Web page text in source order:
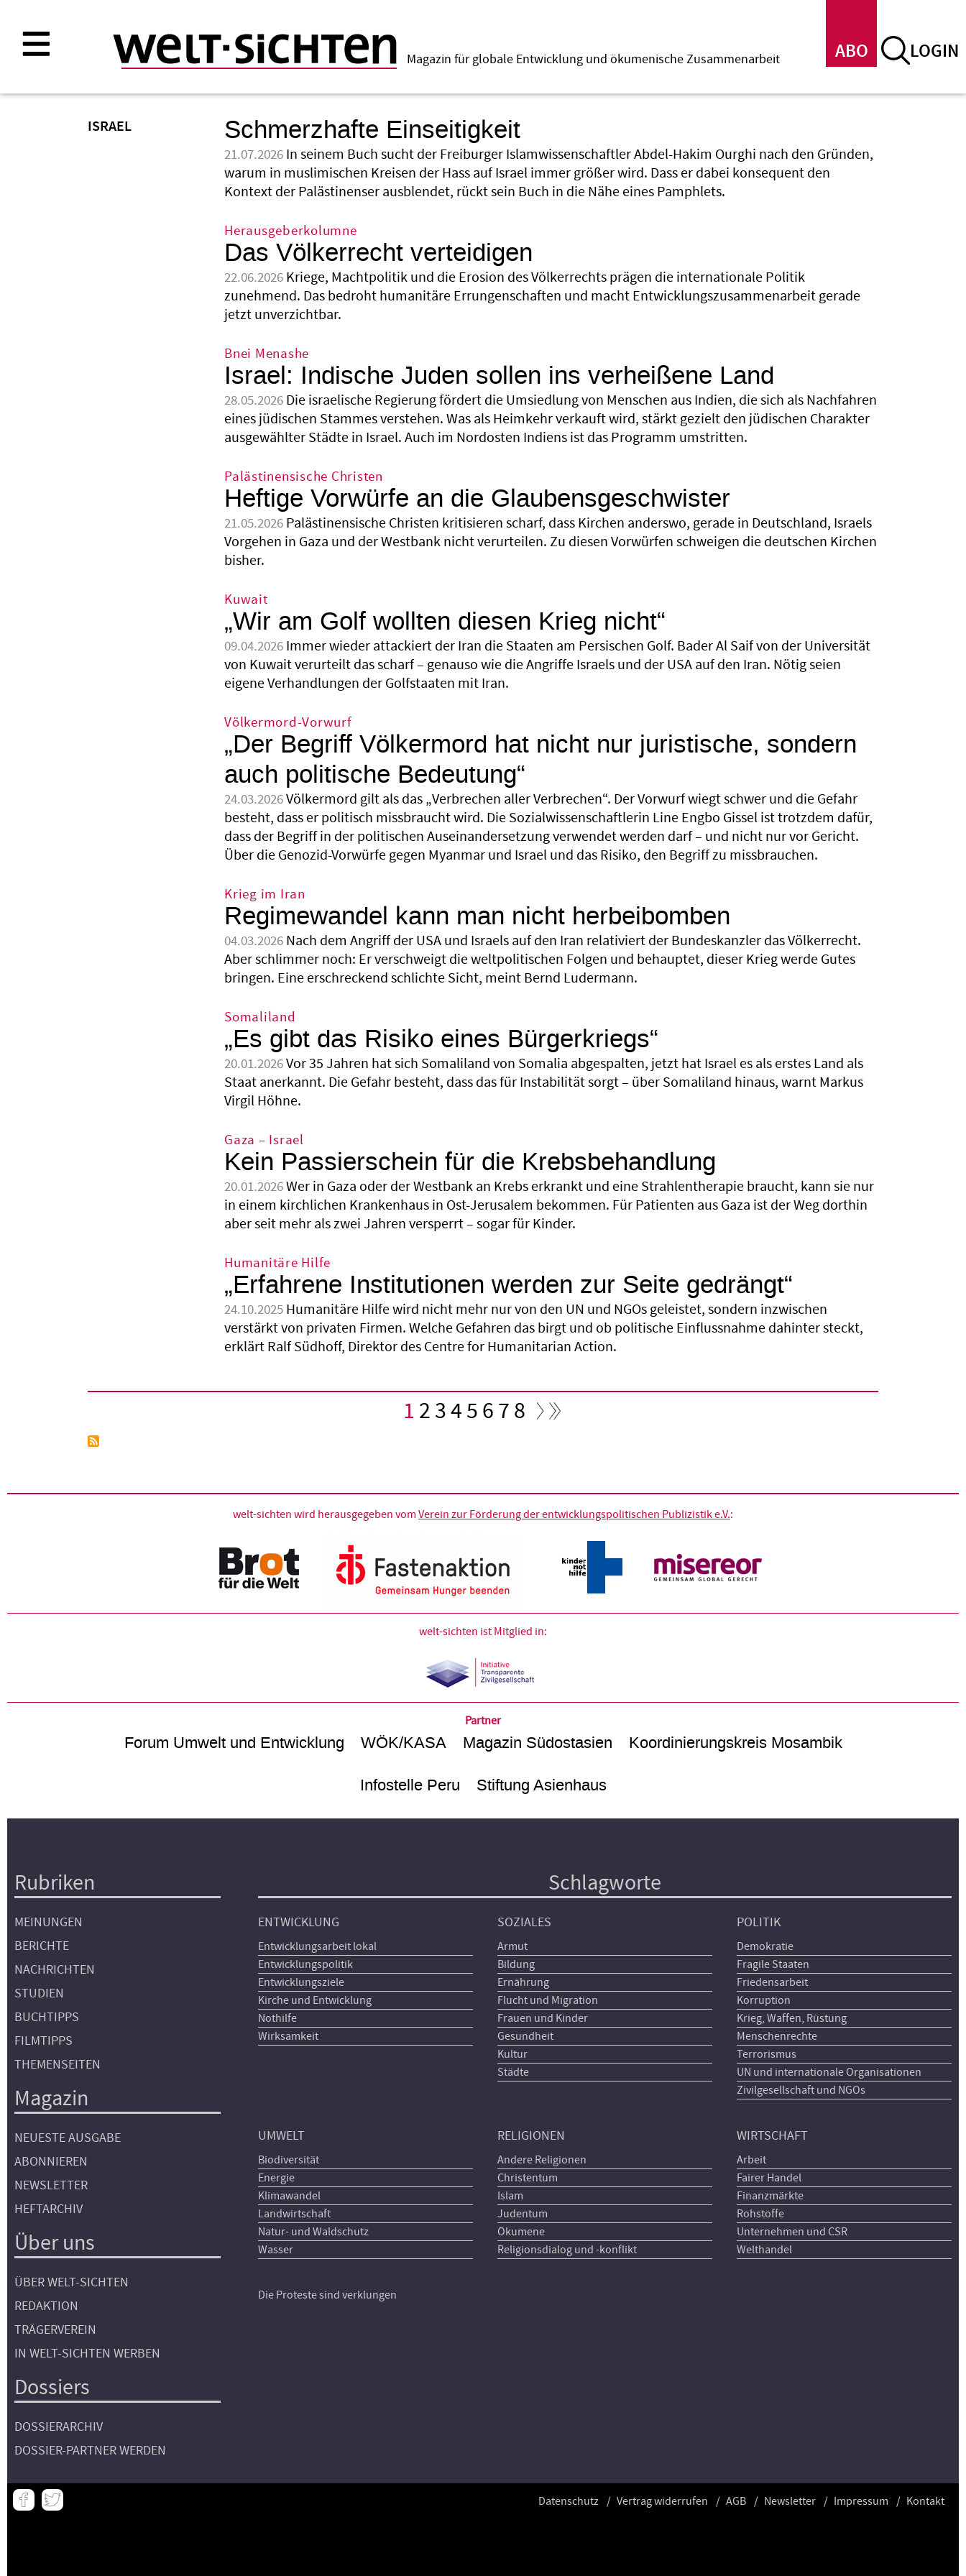
Inhalt
ABO LOGIN
Magazin für globale Entwicklung und ökumenische Zusammenarbeit
ISRAEL Schmerzhafte Einseitigkeit
21.07.2026 In seinem Buch sucht der Freiburger Islamwissenschaftler Abdel-Hakim Ourghi nach den Gründen,
warum in muslimischen Kreisen der Hass auf Israel immer größer wird. Dass er dabei konsequent den
Kontext der Palästinenser ausblendet, rückt sein Buch in die Nähe eines Pamphlets.
Herausgeberkolumne
Das Völkerrecht verteidigen
22.06.2026 Kriege, Machtpolitik und die Erosion des Völkerrechts prägen die internationale Politik
zunehmend. Das bedroht humanitäre Errungenschaften und macht Entwicklungszusammenarbeit gerade
jetzt unverzichtbar.
Bnei Menashe
Israel: Indische Juden sollen ins verheißene Land
28.05.2026 Die israelische Regierung fördert die Umsiedlung von Menschen aus Indien, die sich als Nachfahren
eines jüdischen Stammes ver­stehen. Was als Heimkehr verkauft wird, stärkt gezielt den jüdischen Charakter
ausgewählter Städte in Israel. Auch im Nordosten Indiens ist das Programm umstritten.
Palästinensische Christen
Heftige Vorwürfe an die Glaubensgeschwister
21.05.2026 Palästinensische Christen kritisieren scharf, dass Kirchen anderswo, gerade in Deutschland, Israels
Vorgehen in Gaza und der Westbank nicht verurteilen. Zu diesen Vorwürfen schweigen die deutschen Kirchen
bisher.
Kuwait
„Wir am Golf wollten diesen Krieg nicht“
09.04.2026 Immer wieder attackiert der Iran die Staaten am Persischen Golf. Bader Al Saif von der Universität
von Kuwait verurteilt das scharf – genauso wie die Angriffe Israels und der USA auf den Iran. Nötig seien
eigene Verhandlungen der Golfstaaten mit Iran.
Völkermord-Vorwurf
„Der Begriff Völkermord hat nicht nur juristische, sondern
auch politische Bedeutung“
24.03.2026Völkermord gilt als das „Verbrechen aller Verbrechen“. Der Vorwurf wiegt schwer und die Gefahr
besteht, dass er politisch missbraucht wird. Die Sozialwissenschaftlerin Line Engbo Gissel ist trotzdem dafür,
dass der Begriff in der politischen Auseinandersetzung verwendet werden darf – und nicht nur vor Gericht.
Über die Genozid-Vorwürfe gegen Myanmar und Israel und das Risiko, den Begriff zu missbrauchen.
Krieg im Iran
Regimewandel kann man nicht herbeibomben
04.03.2026 Nach dem Angriff der USA und Israels auf den Iran relativiert der Bundeskanzler das Völkerrecht.
Aber schlimmer noch: Er verschweigt die weltpolitischen Folgen und behauptet, dieser Krieg werde Gutes
bringen. Eine erschreckend schlichte Sicht, meint Bernd Ludermann.
Somaliland
„Es gibt das Risiko eines Bürgerkriegs“
20.01.2026Vor 35 Jahren hat sich Somaliland von Somalia abgespalten, jetzt hat Israel es als erstes Land als
Staat anerkannt. Die Gefahr besteht, dass das für Instabilität sorgt – über Somaliland hinaus, warnt Markus
Virgil Höhne.
Gaza – Israel
Kein Passierschein für die Krebsbehandlung
20.01.2026Wer in Gaza oder der Westbank an Krebs erkrankt und eine Strahlentherapie braucht, kann sie nur
in einem kirchlichen Krankenhaus in Ost-Jerusalem bekommen. Für Patienten aus Gaza ist der Weg dorthin
aber seit mehr als zwei Jahren versperrt – sogar für Kinder.
Humanitäre Hilfe
„Erfahrene Institutionen werden zur Seite gedrängt“
24.10.2025 Humanitäre Hilfe wird nicht mehr nur von den UN und NGOs geleistet, sondern inzwischen
verstärkt von privaten Firmen. Welche Gefahren das birgt und ob politische Einflussnahme dahinter steckt,
erklärt Ralf Südhoff, Direktor des Centre for Humanitarian Action.
Seitennummerierung
Aktuelle
1 Seite
2Seite
3Seite
4Seite
5Seite
6Seite
7Seite
8
welt-sichten wird herausgegeben vom Verein zur Förderung der entwicklungspolitischen Publizistik e.V.:
welt-sichten ist Mitglied in:
Partner
Forum Umwelt und Entwicklung WÖK/KASA Magazin Südostasien Koordinierungskreis Mosambik
Infostelle Peru Stiftung Asienhaus
Hauptnavigation
Rubriken
MEINUNGEN
BERICHTE
NACHRICHTEN
STUDIEN
BUCHTIPPS
FILMTIPPS
THEMENSEITEN
Magazin
NEUESTE AUSGABE
ABONNIEREN
NEWSLETTER
HEFTARCHIV
Über uns
ÜBER WELT-SICHTEN
REDAKTION
TRÄGERVEREIN
IN WELT-SICHTEN WERBEN
Dossiers
DOSSIERARCHIV
DOSSIER-PARTNER WERDEN
Schlagworte
ENTWICKLUNG
Entwicklungsarbeit lokal
Entwicklungspolitik
Entwicklungsziele
Kirche und Entwicklung
Nothilfe
Wirksamkeit
SOZIALES
Armut
Bildung
Ernährung
Flucht und Migration
Frauen und Kinder
Gesundheit
Kultur
Städte
POLITIK
Demokratie
Fragile Staaten
Friedensarbeit
Korruption
Krieg, Waffen, Rüstung
Menschenrechte
Terrorismus
UN und internationale Organisationen
Zivilgesellschaft und NGOs
UMWELT
Biodiversität
Energie
Klimawandel
Landwirtschaft
Natur- und Waldschutz
Wasser
RELIGIONEN
Andere Religionen
Christentum
Islam
Judentum
Ökumene
Religionsdialog und -konflikt
WIRTSCHAFT
Arbeit
Fairer Handel
Finanzmärkte
Rohstoffe
Unternehmen und CSR
Welthandel
Die Proteste sind verklungen
Meta Kontakt
Impressum
Newsletter
AGB
Vertrag widerrufen
Datenschutz